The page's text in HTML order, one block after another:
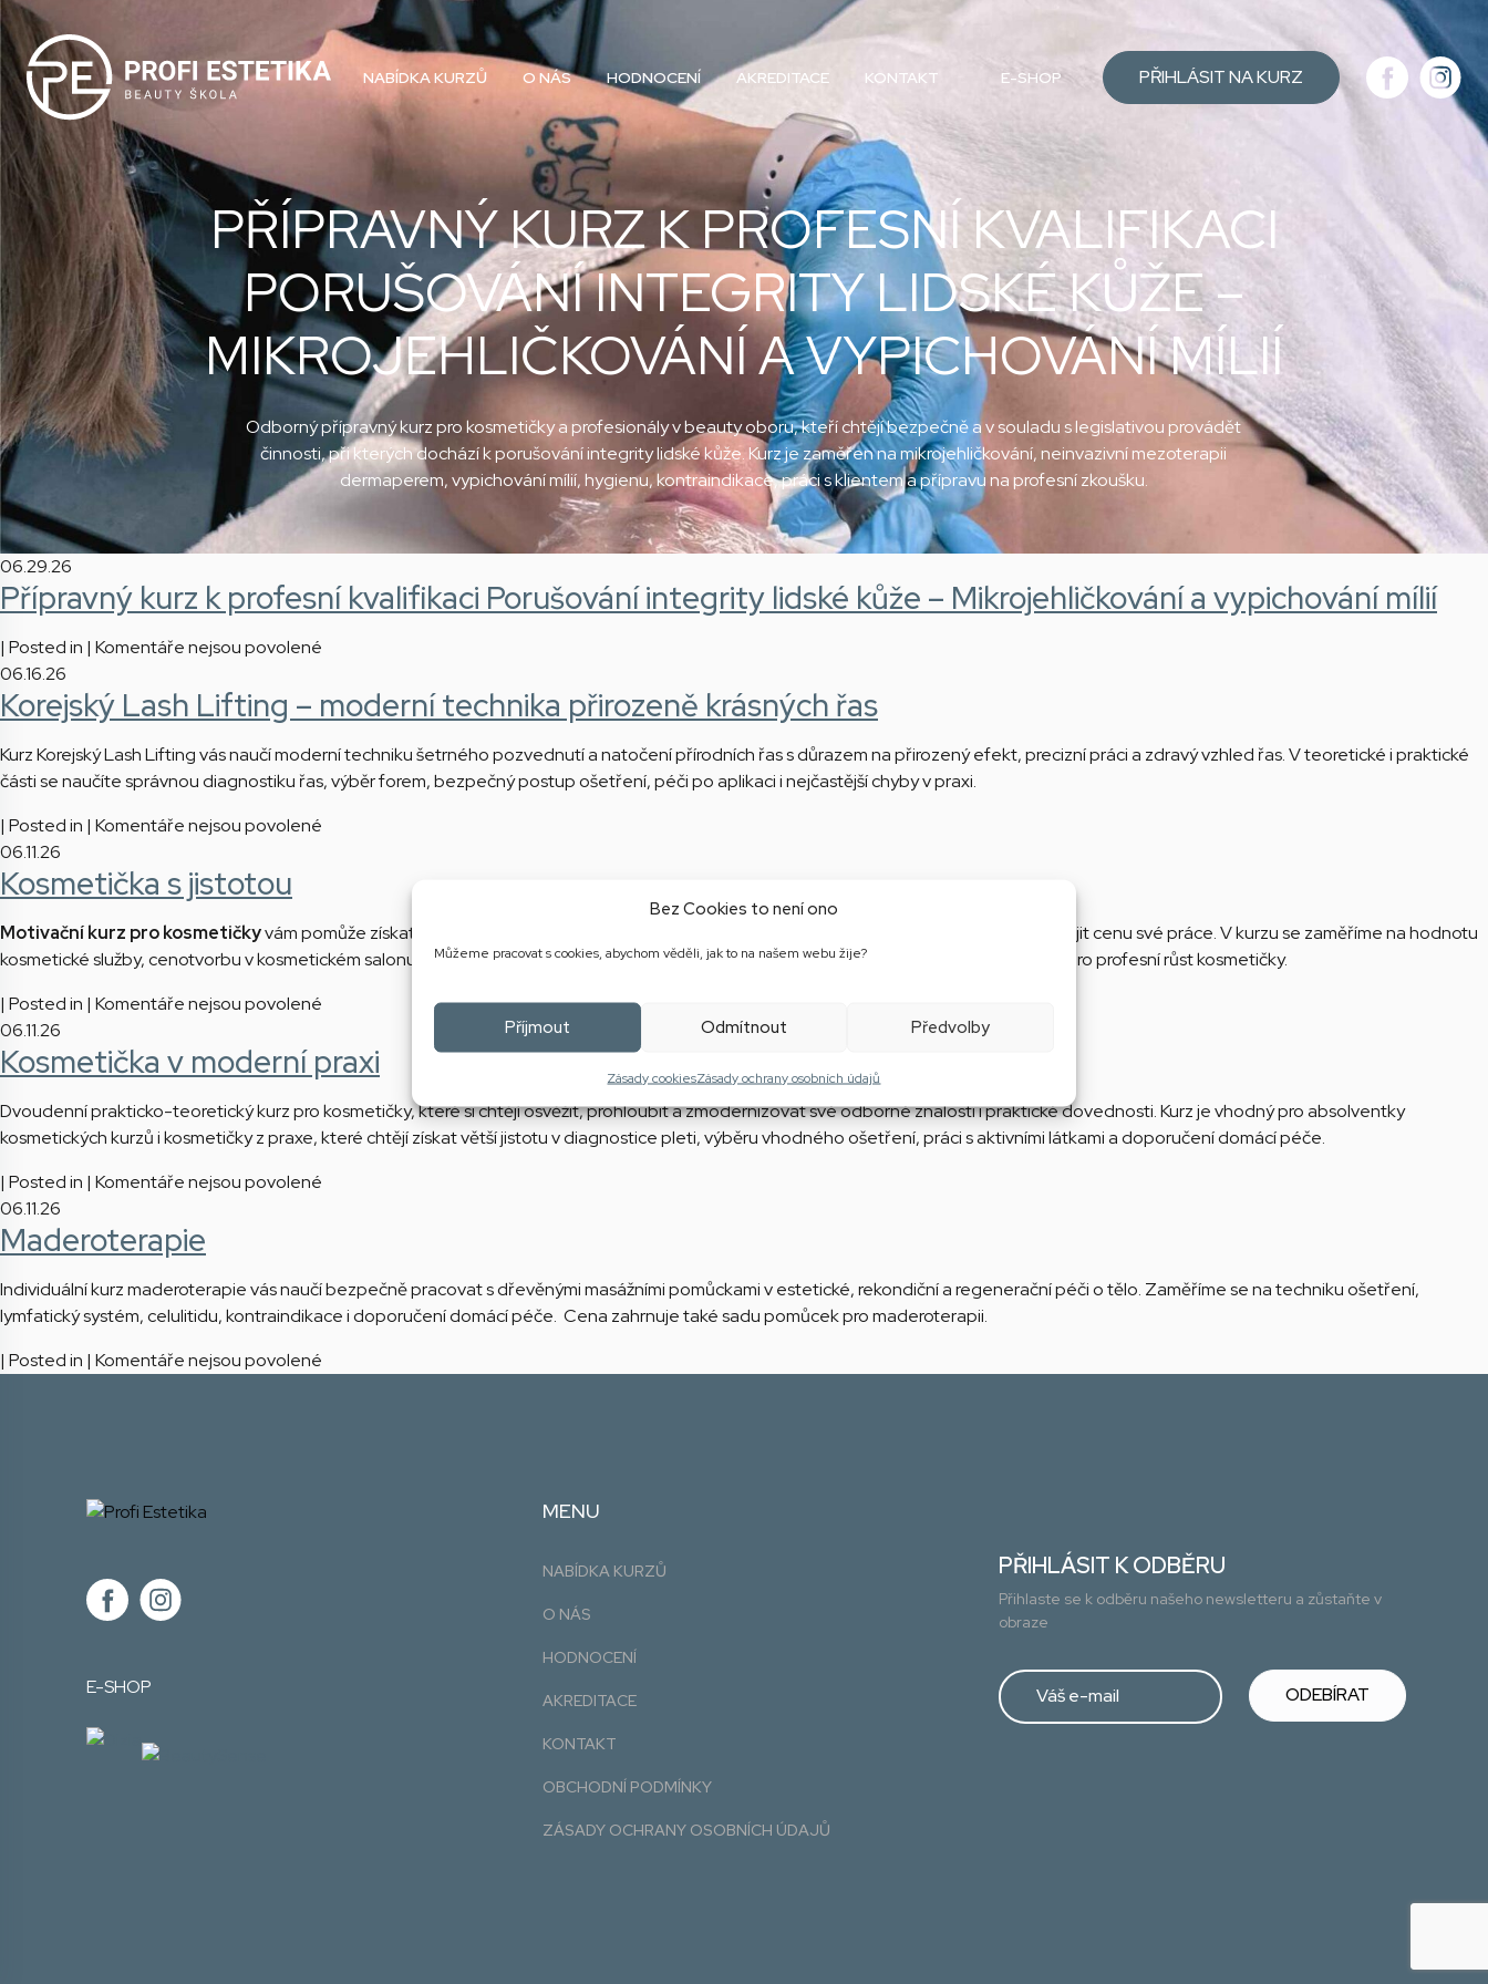
Bez Cookies to není ono
Můžeme pracovat s cookies, abychom věděli, jak to na našem webu žije?
Příjmout Odmítnout Předvolby
Zásady cookiesZásady ochrany osobních údajů
NABÍDKA KURZŮ O NÁS HODNOCENÍ AKREDITACE KONTAKT E-SHOP PŘIHLÁSIT NA KURZ
PŘÍPRAVNÝ KURZ K PROFESNÍ KVALIFIKACI
PORUŠOVÁNÍ INTEGRITY LIDSKÉ KŮŽE –
MIKROJEHLIČKOVÁNÍ A VYPICHOVÁNÍ MÍLIÍ
Odborný přípravný kurz pro kosmetičky a profesionály v beauty oboru, kteří chtějí bezpečně a v souladu s legislativou provádět
činnosti, při kterých dochází k porušování integrity lidské kůže. Kurz je zaměřen na mikrojehličkování, neinvazivní mezoterapii
dermaperem, vypichování mílií, hygienu, kontraindikace, práci s klientem a přípravu na profesní zkoušku.
06.29.26
Přípravný kurz k profesní kvalifikaci Porušování integrity lidské kůže – Mikrojehličkování a vypichování mílií
| Posted in | Komentáře nejsou povolené
s
názvem
Přípravný
kurz
lidské
kůže
vypichování
06.16.26
Korejský Lash Lifting – moderní technika přirozeně krásných řas
Kurz Korejský Lash Lifting vás naučí moderní techniku šetrného pozvednutí a natočení přírodních řas s důrazem na přirozený efekt, precizní práci a zdravý vzhled řas. V teoretické i praktické
části se naučíte správnou diagnostiku řas, výběr forem, bezpečný postup ošetření, péči po aplikaci i nejčastější chyby v praxi.
| Posted in | Komentáře nejsou povolené
Korejský
Lash
technika
krásných
řas
06.11.26
Kosmetička s jistotou
Motivační kurz pro kosmetičkyvám pomůže získat větší jistotu v salonní praxi, lépe komunikovat s klientkami a umět profesionálně obhájit cenu své práce. V kurzu se zaměříme na hodnotu
kosmetické služby, cenotvorbu v kosmetickém salonu, doporučování domácí péče, nastavení hranic, prezentaci salonu a konkrétní kroky pro profesní růst kosmetičky.
| Posted in | Komentáře nejsou povolené
s
názvem
Kosmetička
s
06.11.26
Kosmetička v moderní praxi
Dvoudenní prakticko-teoretický kurz pro kosmetičky, které si chtějí osvěžit, prohloubit a zmodernizovat své odborné znalosti i praktické dovednosti. Kurz je vhodný pro absolventky
kosmetických kurzů i kosmetičky z praxe, které chtějí získat větší jistotu v diagnostice pleti, výběru vhodného ošetření, práci s aktivními látkami a doporučení domácí péče.
| Posted in | Komentáře nejsou povolené
Kosmetička
v
06.11.26
Maderoterapie
Individuální kurz maderoterapie vás naučí bezpečně pracovat s dřevěnými masážními pomůckami v estetické, rekondiční a regenerační péči o tělo. Zaměříme se na techniku ošetření,
lymfatický systém, celulitidu, kontraindikace i doporučení domácí péče. Cena zahrnuje také sadu pomůcek pro maderoterapii.
| Posted in | Komentáře nejsou povolené
E-SHOP
MENU
NABÍDKA KURZŮ
O NÁS
HODNOCENÍ
AKREDITACE
KONTAKT
OBCHODNÍ PODMÍNKY
ZÁSADY OCHRANY OSOBNÍCH ÚDAJŮ
PŘIHLÁSIT K ODBĚRU
Přihlaste se k odběru našeho newsletteru a zůstaňte v
obraze